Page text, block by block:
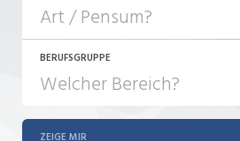
JOB-TYP
Festanstellung
BERUFSGRUPPE
ZEIGE MIR